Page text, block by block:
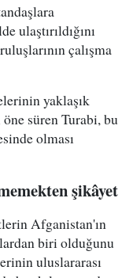
ulaştırıldığını
çalışma
yaklaşık
süren Turabi, bu
olması
şikâyet
Afganistan'ın
biri olduğunu
uluslararası